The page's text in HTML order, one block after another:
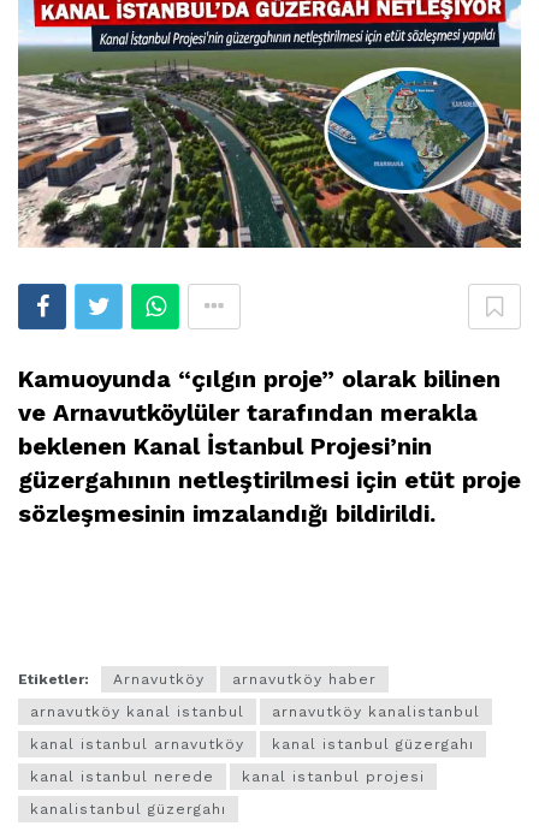
Kamuoyunda “çılgın proje” olarak bilinen
ve Arnavutköylüler tarafından merakla
beklenen Kanal İstanbul Projesi’nin
güzergahının netleştirilmesi için etüt proje
sözleşmesinin imzalandığı bildirildi.
Etiketler: Arnavutköy
arnavutköy haber
arnavutköy kanal istanbul
arnavutköy kanalistanbul
kanal istanbul arnavutköy
kanal istanbul güzergahı
kanal istanbul nerede
kanal istanbul projesi
kanalistanbul güzergahı